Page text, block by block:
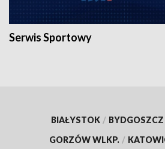
Serwis Sportowy
BIAŁYSTOK / BYDGOSZCZ
GORZÓW WLKP. /